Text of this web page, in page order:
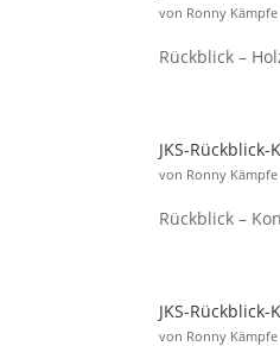
von Ronny Kämpfe
Rückblick –
JKS-
von Ronny Kämpfe
Rückblick –
JKS-
von Ronny Kämpfe